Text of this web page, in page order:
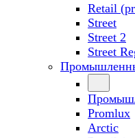
Retail
Street
Street 2
Street
Promlux
Arctic